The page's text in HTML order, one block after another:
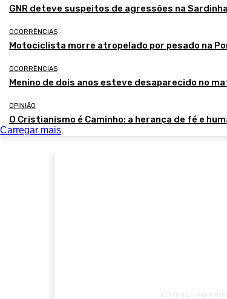
GNR deteve suspeitos de agressões na
OCORRÊNCIAS
Motociclista morre atropelado por pesado na
OCORRÊNCIAS
Menino de dois anos esteve desaparecido no
OPINIÃO
O Cristianismo é Caminho: a herança de fé e
Carregar mais